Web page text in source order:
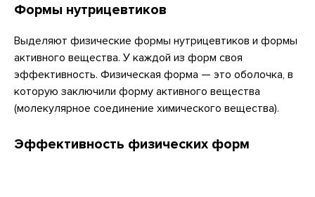
Формы нутрицевтиков
Выделяют физические формы нутрицевтиков и формы
активного вещества. У каждой из форм своя
эффективность. Физическая форма — это оболочка, в
которую заключили форму активного вещества
(молекулярное соединение химического вещества).
Эффективность физических форм